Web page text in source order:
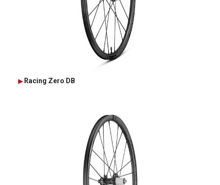
Racing Zero DB